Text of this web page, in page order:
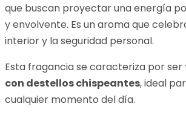
que buscan proyectar una energía
y envolvente. Es un aroma que
interior y la seguridad personal.
Esta fragancia se caracteriza por ser
con destellos chispeantes, ideal
cualquier momento del día.